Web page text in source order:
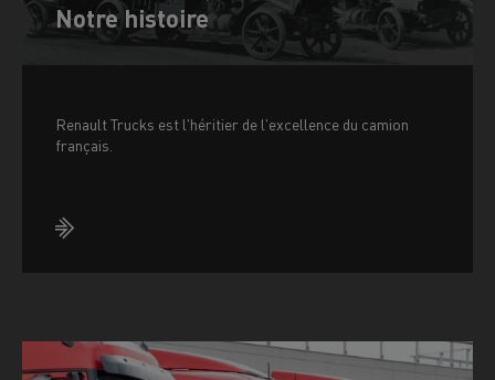
Notre histoire
Renault Trucks est l'héritier de l'excellence du camion
français.